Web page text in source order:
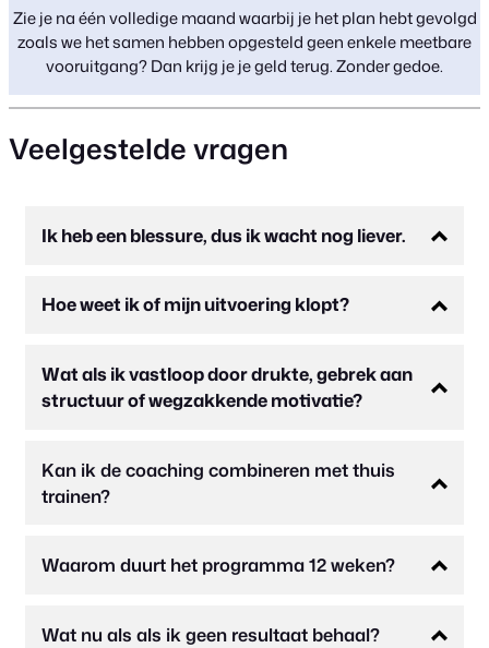
Zie je na één volledige maand waarbij je het plan hebt gevolgd
zoals we het samen hebben opgesteld geen enkele meetbare
vooruitgang? Dan krijg je je geld terug. Zonder gedoe.
Veelgestelde vragen
Ik heb een blessure, dus ik wacht nog liever.
Hoe weet ik of mijn uitvoering klopt?
Wat als ik vastloop door drukte, gebrek aan
structuur of wegzakkende motivatie?
Kan ik de coaching combineren met thuis
trainen?
Waarom duurt het programma 12 weken?
Wat nu als als ik geen resultaat behaal?